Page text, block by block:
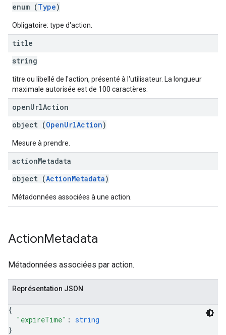
enum (Type)
Obligatoire: type d'action.
title
string
titre ou libellé de l'action, présenté à l'utilisateur. La longueur
maximale autorisée est de 100 caractères.
openUrlAction
object (OpenUrlAction)
Mesure à prendre.
actionMetadata
object (ActionMetadata)
Métadonnées associées à une action.
ActionMetadata
Métadonnées associées par action.
Représentation JSON
{
"expireTime" : string
}